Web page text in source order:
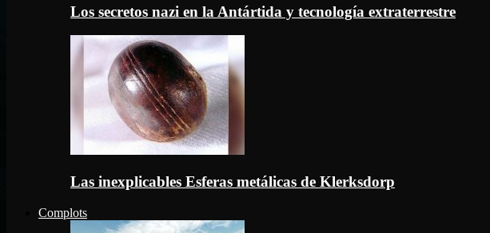
Los secretos nazi en la Antártida y tecnología extraterrestre
Las inexplicables Esferas metálicas de Klerksdorp
Complots